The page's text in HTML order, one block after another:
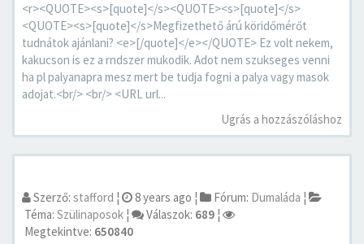
<r><QUOTE><s>[quote]</s><QUOTE><s>[quote]</s>
<QUOTE><s>[quote]</s>Megfizethető árú köridőmérőt
tudnátok ajánlani? <e>[/quote]</e></QUOTE> Ez volt nekem,
kakucson is ez a rndszer mukodik. Adot nem szukseges venni
ha pl palyanapra mesz mert be tudja fogni a palya vagy masok
adojat.<br/> <br/> <URL url...
Ugrás a hozzászóláshoz
Szerző: stafford ¦ 8 years ago ¦ Fórum: Dumaláda ¦
Téma: Szülinaposok ¦ Válaszok: 689 ¦
Megtekintve: 650840